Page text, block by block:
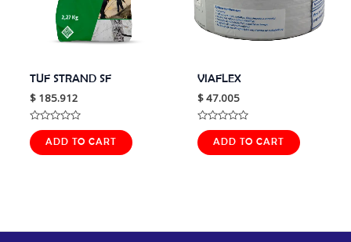
TUF STRAND SF
$185.912
Rated
0
out
of
ADD TO CART
VIAFLEX
$47.005
Rated
0
out
of
ADD TO CART